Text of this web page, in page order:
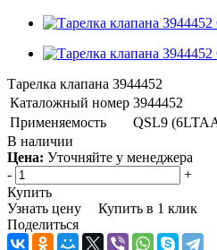
Тарелка клапана 3944452
Каталожный номер 3944452
Применяемость
QSL9
В наличии
Цена: Уточняйте у менеджера
-
+
Купить
Узнать цену
Купить в 1 клик
Поделиться